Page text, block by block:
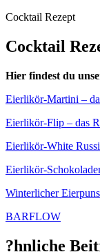
Cocktail Rezept
Cocktail
Hier findest du
Eierlikör-Martini –
Eierlikör-Flip – das
Eierlikör-White
Eierlikör-
Winterlicher
BARFLOW
?hnliche